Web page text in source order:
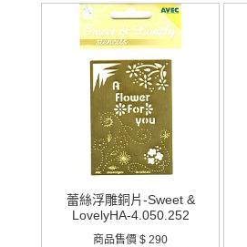
蕾絲浮雕銅片-Sweet &
LovelyHA-4.050.252
商品售價 $ 290